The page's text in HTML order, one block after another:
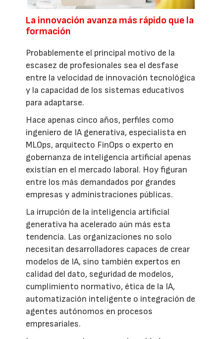
La innovación avanza más rápido que la
formación
Probablemente el principal motivo de la
escasez de profesionales sea el desfase
entre la velocidad de innovación tecnológica
y la capacidad de los sistemas educativos
para adaptarse.
Hace apenas cinco años, perfiles como
ingeniero de IA generativa, especialista en
MLOps, arquitecto FinOps o experto en
gobernanza de inteligencia artificial apenas
existían en el mercado laboral. Hoy figuran
entre los más demandados por grandes
empresas y administraciones públicas.
La irrupción de la inteligencia artificial
generativa ha acelerado aún más esta
tendencia. Las organizaciones no solo
necesitan desarrolladores capaces de crear
modelos de IA, sino también expertos en
calidad del dato, seguridad de modelos,
cumplimiento normativo, ética de la IA,
automatización inteligente o integración de
agentes autónomos en procesos
empresariales.